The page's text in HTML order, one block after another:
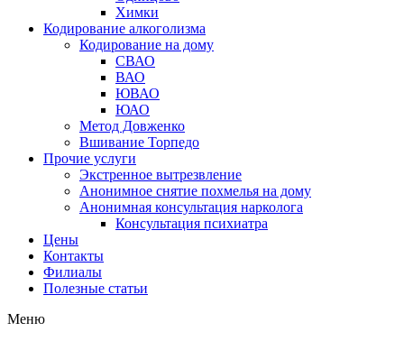
Химки
Кодирование алкоголизма
Кодирование на дому
СВАО
ВАО
ЮВАО
ЮАО
Метод Довженко
Вшивание Торпедо
Прочие услуги
Экстренное вытрезвление
Анонимное снятие похмелья на дому
Анонимная консультация нарколога
Консультация психиатра
Цены
Контакты
Филиалы
Полезные статьи
Меню